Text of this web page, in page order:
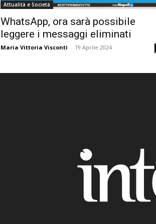
Attualità e Società
WhatsApp, ora sarà possibile
leggere i messaggi eliminati
Maria Vittoria Visconti - 19 Aprile 2024